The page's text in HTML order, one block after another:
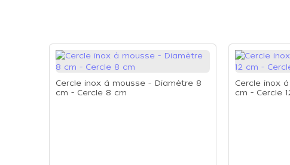
Cercle inox à mousse - Diamètre 8
cm - Cercle 8 cm
Cercle inox
cm - Cercle